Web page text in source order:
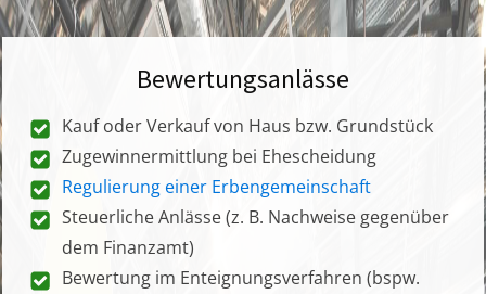
Bewertungsanlässe
Kauf oder Verkauf von Haus bzw. Grundstück
Zugewinnermittlung bei Ehescheidung
Regulierung einer Erbengemeinschaft
Steuerliche Anlässe (z. B. Nachweise gegenüber
dem Finanzamt)
Bewertung im Enteignungsverfahren (bspw.